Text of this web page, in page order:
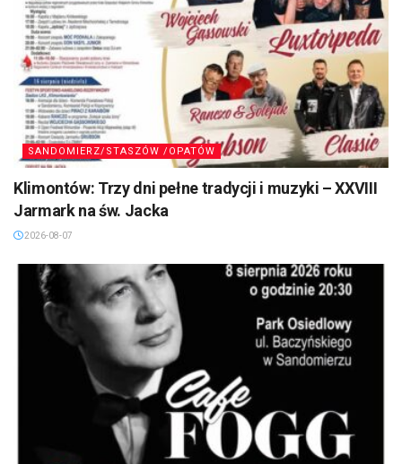
SANDOMIERZ/STASZÓW /OPATÓW
Klimontów: Trzy dni pełne tradycji i muzyki – XXVIII
Jarmark na św. Jacka
2026-08-07